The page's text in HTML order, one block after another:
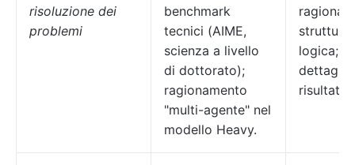
risoluzione dei
problemi
benchmark
tecnici (AIME,
scienza a livello
di dottorato);
ragionamento
"multi-agente" nel
modello Heavy.
logica;
risultati